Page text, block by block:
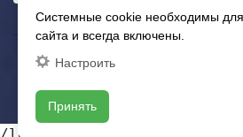
© 2003-2026 «Арткерамика». Все
/local/templates/
Системные cookie необходимы
сайта и всегда включены.
Настроить
Принять